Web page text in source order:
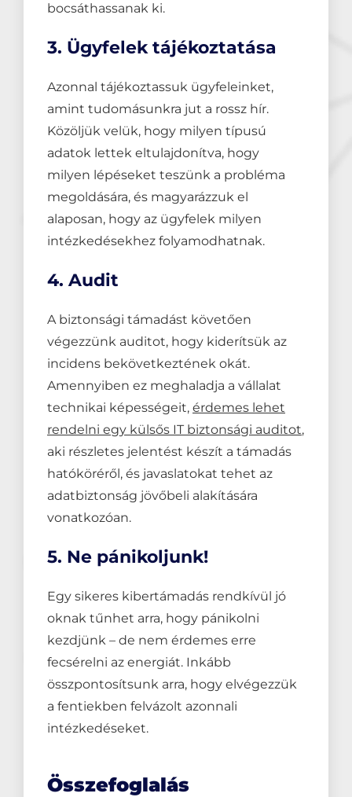
bocsáthassanak ki.
3. Ügyfelek tájékoztatása
Azonnal tájékoztassuk ügyfeleinket,
amint tudomásunkra jut a rossz hír.
Közöljük velük, hogy milyen típusú
adatok lettek eltulajdonítva, hogy
milyen lépéseket teszünk a probléma
megoldására, és magyarázzuk el
alaposan, hogy az ügyfelek milyen
intézkedésekhez folyamodhatnak.
4. Audit
A biztonsági támadást követően
végezzünk auditot, hogy kiderítsük az
incidens bekövetkeztének okát.
Amennyiben ez meghaladja a vállalat
technikai képességeit, érdemes lehet
rendelni egy külsős IT biztonsági auditot,
aki részletes jelentést készít a támadás
hatóköréről, és javaslatokat tehet az
adatbiztonság jövőbeli alakítására
vonatkozóan.
5. Ne pánikoljunk!
Egy sikeres kibertámadás rendkívül jó
oknak tűnhet arra, hogy pánikolni
kezdjünk – de nem érdemes erre
fecsérelni az energiát. Inkább
összpontosítsunk arra, hogy elvégezzük
a fentiekben felvázolt azonnali
intézkedéseket.
Összefoglalás